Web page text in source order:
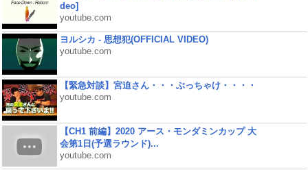
deo]
youtube.com
ヨルシカ - 思想犯(OFFICIAL VIDEO)
youtube.com
【緊急対談】宮迫さん・・・ぶっちゃけ・・・・
youtube.com
【CH1 前編】2020 アース・モンダミンカップ 大
会第1日(予選ラウンド)...
youtube.com